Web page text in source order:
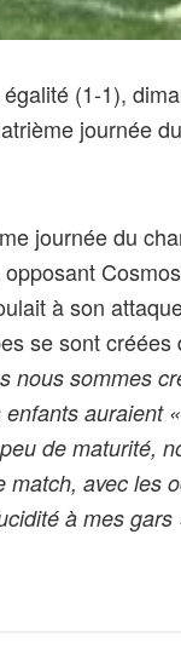
(1-1),
journée
journée du
à son
se sont créées
nous sommes
auraient
de maturité,
avec les
à mes gars